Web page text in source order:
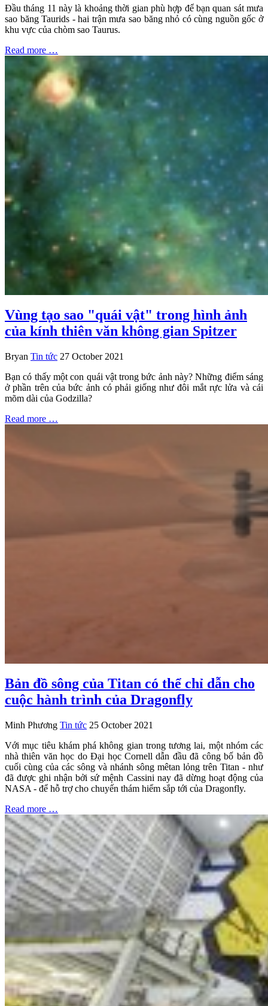
Đầu tháng 11 này là khoảng thời gian phù hợp để bạn quan sát mưa
sao băng Taurids - hai trận mưa sao băng nhỏ có cùng nguồn gốc ở
khu vực của chòm sao Taurus.
Read more …
Vùng tạo sao "quái vật" trong hình ảnh
của kính thiên văn không gian Spitzer
Bryan Tin tức 27 October 2021
Bạn có thấy một con quái vật trong bức ảnh này? Những điểm sáng
ở phần trên của bức ảnh có phải giống như đôi mắt rực lửa và cái
mõm dài của Godzilla?
Read more …
Bản đồ sông của Titan có thể chỉ dẫn cho
cuộc hành trình của Dragonfly
Minh Phương Tin tức 25 October 2021
Với mục tiêu khám phá không gian trong tương lai, một nhóm các
nhà thiên văn học do Đại học Cornell dẫn đầu đã công bố bản đồ
cuối cùng của các sông và nhánh sông mêtan lỏng trên Titan - như
đã được ghi nhận bởi sứ mệnh Cassini nay đã dừng hoạt động của
NASA - để hỗ trợ cho chuyến thám hiểm sắp tới của Dragonfly.
Read more …